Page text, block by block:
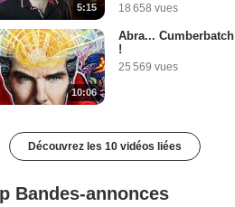
5:15 18 658 vues
10:06
Abra... Cumberbatch
!
25 569 vues
Découvrez les 10 vidéos liées
Bandes-annonces
Mutiny Bande-annonce VO STFR Spider-Man: Brand New Day Bande-annonce VO STFR